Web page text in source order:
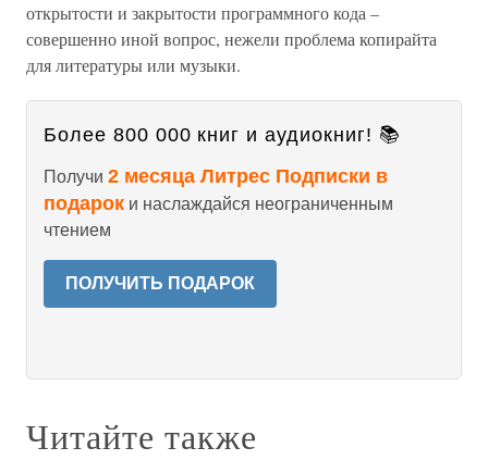
открытости и закрытости программного кода –
совершенно иной вопрос, нежели проблема копирайта
для литературы или музыки.
Более 800 000 книг и аудиокниг! 📚
Получи 2 месяца Литрес Подписки в
подарок и наслаждайся неограниченным
чтением
ПОЛУЧИТЬ ПОДАРОК
Читайте также